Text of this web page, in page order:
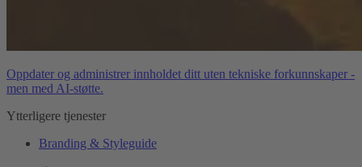
Oppdater og administrer innholdet ditt uten tekniske forkunnskaper -
men med AI-støtte.
Ytterligere tjenester
Branding & Styleguide